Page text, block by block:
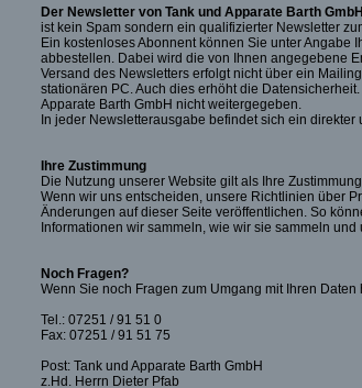
Der Newsletter von Tank und Apparate Barth GmbH
ist kein Spam sondern ein qualifizierter Newsletter
Ein kostenloses Abonnent können Sie unter
abbestellen. Dabei wird die von Ihnen angegebene
Versand des Newsletters erfolgt nicht über ein
stationären PC. Auch dies erhöht die
Apparate Barth GmbH nicht weitergegeben.
In jeder Newsletterausgabe befindet sich ein
Ihre Zustimmung
Die Nutzung unserer Website gilt als Ihre
Wenn wir uns entscheiden, unsere Richtlinien über
Änderungen auf dieser Seite veröffentlichen. So
Informationen wir sammeln, wie wir sie sammeln
Noch Fragen?
Wenn Sie noch Fragen zum Umgang mit Ihren
Tel.: 07251 / 91 51 0
Fax: 07251 / 91 51 75
Post: Tank und Apparate Barth GmbH
z.Hd. Herrn Dieter Pfab